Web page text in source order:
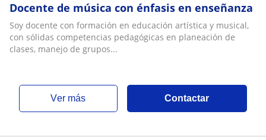
Docente de música con énfasis en enseñanza
Soy docente con formación en educación artística y musical,
con sólidas competencias pedagógicas en planeación de
clases, manejo de grupos...
ver más Contactar